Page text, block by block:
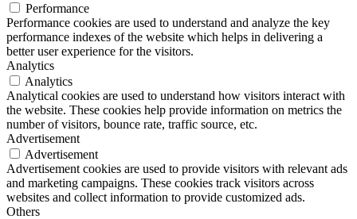
Performance
Performance cookies are used to understand and analyze the key
performance indexes of the website which helps in delivering a
better user experience for the visitors.
Analytics
Analytics
Analytical cookies are used to understand how visitors interact with
the website. These cookies help provide information on metrics the
number of visitors, bounce rate, traffic source, etc.
Advertisement
Advertisement
Advertisement cookies are used to provide visitors with relevant ads
and marketing campaigns. These cookies track visitors across
websites and collect information to provide customized ads.
Others